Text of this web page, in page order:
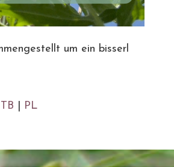
um ein bisserl
TB PL